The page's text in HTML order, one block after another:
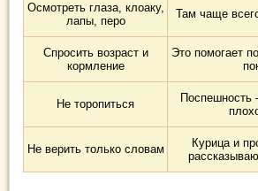
Осмотреть глаза, клоаку,
лапы, перо
Там чаще
Спросить возраст и
кормление
Это помогает
Не торопиться
Поспешность
Не верить только словам
Курица и